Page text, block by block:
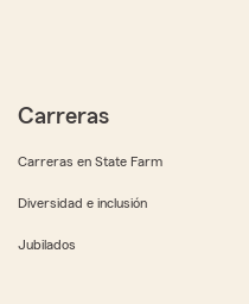
Carreras
Carreras en State Farm
Diversidad e inclusión
Jubilados